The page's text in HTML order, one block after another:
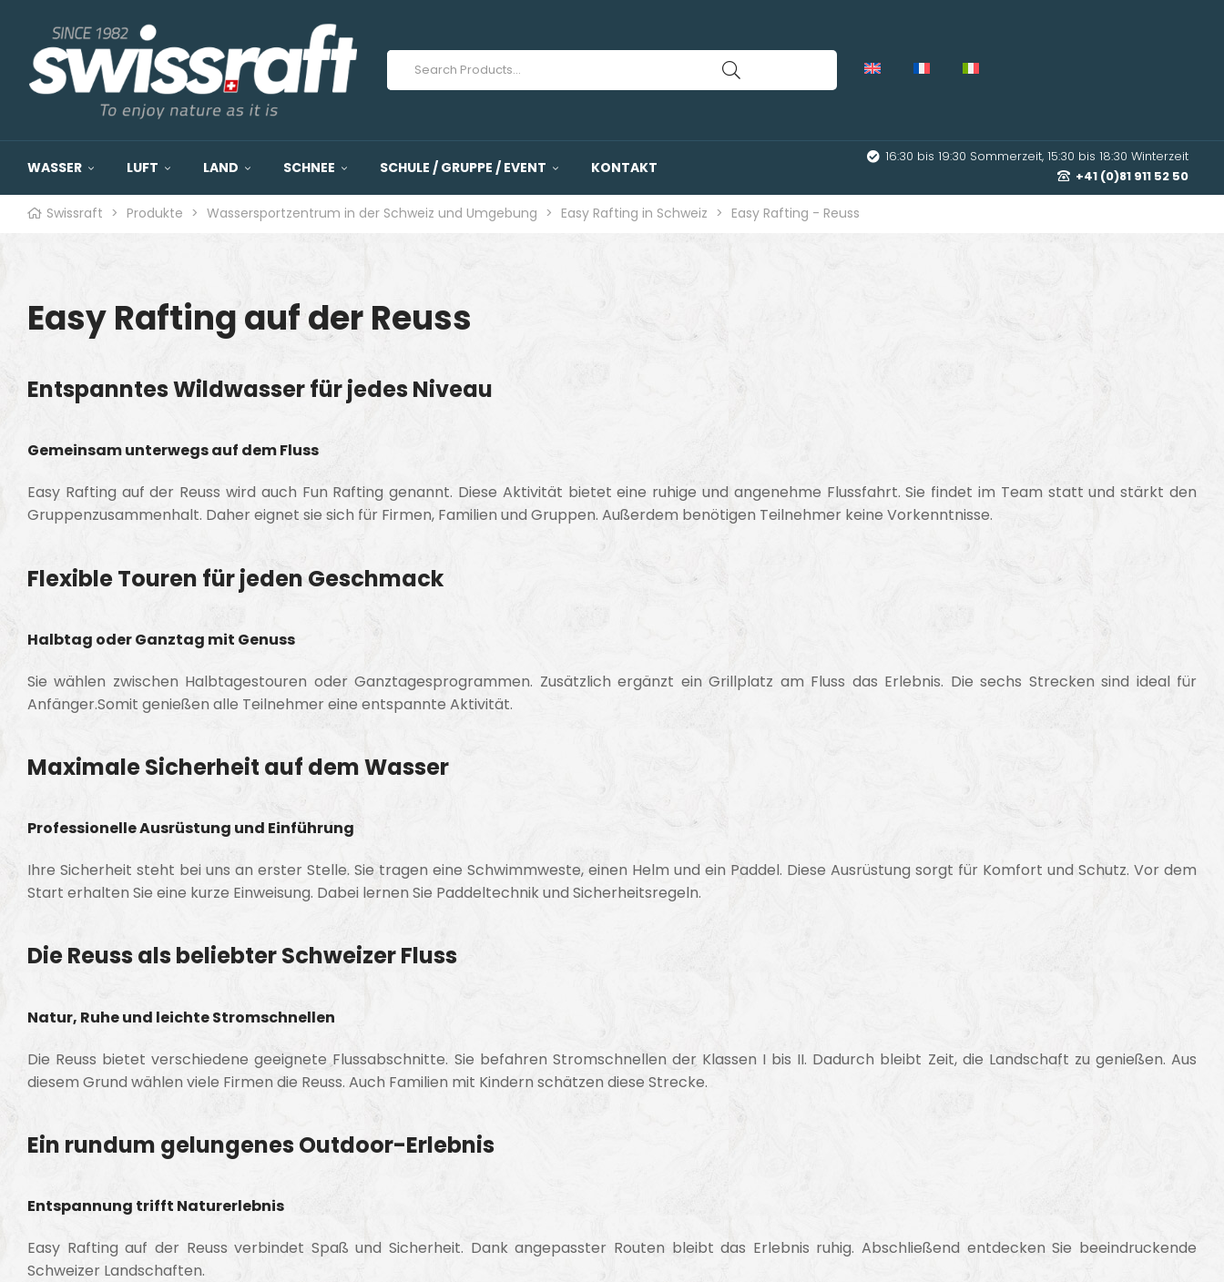
WASSER LUFT LAND SCHNEE SCHULE / GRUPPE / EVENT KONTAKT
16:30 bis 19:30 Sommerzeit, 15:30 bis 18:30 Winterzeit
+41 (0)81 911 52 50
Swissraft > Produkte > Wassersportzentrum in der Schweiz und Umgebung > Easy Rafting in Schweiz > Easy Rafting - Reuss
Easy Rafting auf der Reuss
Entspanntes Wildwasser für jedes Niveau
Gemeinsam unterwegs auf dem Fluss
Easy Rafting auf der Reuss wird auch Fun Rafting genannt. Diese Aktivität bietet eine ruhige und angenehme Flussfahrt. Sie findet im Team statt und stärkt den
Gruppenzusammenhalt. Daher eignet sie sich für Firmen, Familien und Gruppen. Außerdem benötigen Teilnehmer keine Vorkenntnisse.
Flexible Touren für jeden Geschmack
Halbtag oder Ganztag mit Genuss
Sie wählen zwischen Halbtagestouren oder Ganztagesprogrammen. Zusätzlich ergänzt ein Grillplatz am Fluss das Erlebnis. Die sechs Strecken sind ideal für
Anfänger.Somit genießen alle Teilnehmer eine entspannte Aktivität.
Maximale Sicherheit auf dem Wasser
Professionelle Ausrüstung und Einführung
Ihre Sicherheit steht bei uns an erster Stelle. Sie tragen eine Schwimmweste, einen Helm und ein Paddel. Diese Ausrüstung sorgt für Komfort und Schutz. Vor dem
Start erhalten Sie eine kurze Einweisung. Dabei lernen Sie Paddeltechnik und Sicherheitsregeln.
Die Reuss als beliebter Schweizer Fluss
Natur, Ruhe und leichte Stromschnellen
Die Reuss bietet verschiedene geeignete Flussabschnitte. Sie befahren Stromschnellen der Klassen I bis II. Dadurch bleibt Zeit, die Landschaft zu genießen. Aus
diesem Grund wählen viele Firmen die Reuss. Auch Familien mit Kindern schätzen diese Strecke.
Ein rundum gelungenes Outdoor-Erlebnis
Entspannung trifft Naturerlebnis
Easy Rafting auf der Reuss verbindet Spaß und Sicherheit. Dank angepasster Routen bleibt das Erlebnis ruhig. Abschließend entdecken Sie beeindruckende
Schweizer Landschaften.